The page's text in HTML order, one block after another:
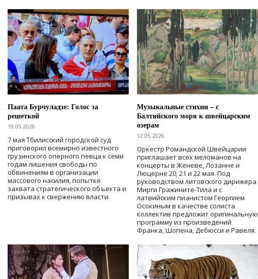
Паата Бурчуладзе: Голос за
решеткой
19.05.2026
7 мая Тбилисский городской суд
приговорил всемирно известного
грузинского оперного певца к семи
годам лишения свободы по
обвинениям в организации
массового насилия, попытке
захвата стратегического объекта и
призывах к свержению власти.
Музыкальные стихии – с
Балтийского моря к швейцарским
озерам
12.05.2026
Оркестр Романдской Швейцарии
приглашает всех меломанов на
концерты в Женеве, Лозанне и
Люцерне 20, 21 и 22 мая. Под
руководством литовского дирижера
Мирги Гражините-Тила и с
латвийским пианистом Георгием
Осокиным в качестве солиста
коллектив предложит оригинальную
программу из произведений
Франка, Шопена, Дебюсси и Равеля.